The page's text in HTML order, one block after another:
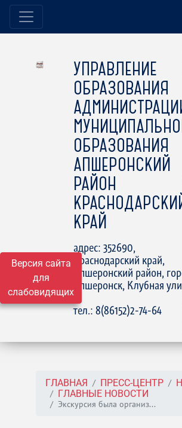
Версия сайта
для
слабовидящих
УПРАВЛЕНИЕ
ОБРАЗОВАНИЯ
ОБРАЗОВАНИЯ
АПШЕРОНСКИЙ
РАЙОН
КРАЙ
адрес: 352690,
Краснодарский край,
Апшеронский район,
Апшеронск, Клубная
15
тел.: 8(86152)2-74-64
ГЛАВНАЯ ПРЕСС-ЦЕНТР
ГЛАВНЫЕ НОВОСТИ
Экскурсия была организ...